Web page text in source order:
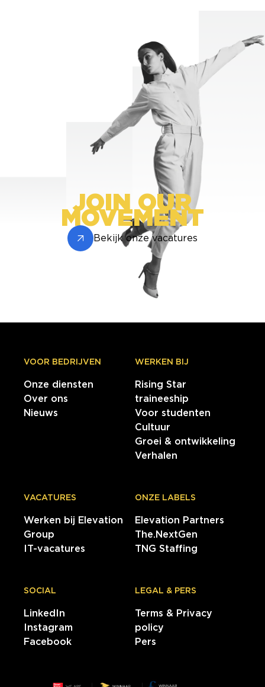
JOIN OUR
MOVEMENT
Bekijk onze vacatures
VOOR BEDRIJVEN
Onze diensten
Over ons
Nieuws
WERKEN BIJ
Rising Star
traineeship
Voor studenten
Cultuur
Groei & ontwikkeling
Verhalen
VACATURES
Werken bij Elevation
Group
IT-vacatures
ONZE LABELS
Elevation Partners
The.NextGen
TNG Staffing
SOCIAL
LinkedIn
Instagram
Facebook
LEGAL & PERS
Terms & Privacy
policy
Pers